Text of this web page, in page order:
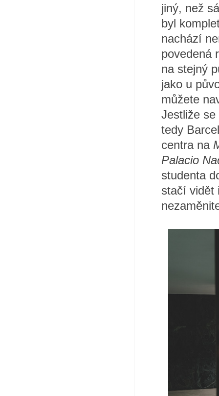
jiný, než
byl
nachází
povedená
na stejný
jako u
můžete
Jestliže se
tedy
centra na
Palacio
studenta
stačí vidět